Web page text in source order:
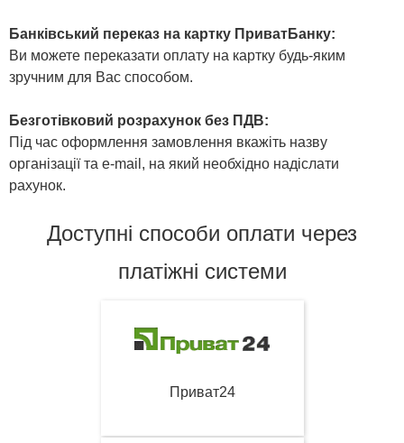
Банківський переказ на картку ПриватБанку:
Ви можете переказати оплату на картку будь-яким
зручним для Вас способом.
Безготівковий розрахунок без ПДВ:
Під час оформлення замовлення вкажіть назву
організації та e-mail, на який необхідно надіслати
рахунок.
Доступні способи оплати через
платіжні системи
Приват24